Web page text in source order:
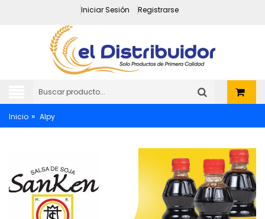
Iniciar Sesión Registrarse
Inicio » Alpy